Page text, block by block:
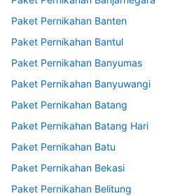
Paket Pernikahan Banten
Paket Pernikahan Bantul
Paket Pernikahan Banyumas
Paket Pernikahan Banyuwangi
Paket Pernikahan Batang
Paket Pernikahan Batang Hari
Paket Pernikahan Batu
Paket Pernikahan Bekasi
Paket Pernikahan Belitung